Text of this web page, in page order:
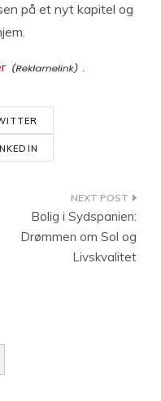
på et nyt kapitel og
.
Bolig i Sydspanien:
Drømmen om Sol og
Livskvalitet